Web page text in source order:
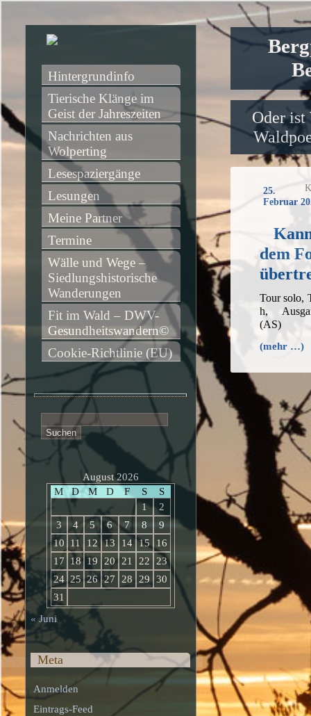
Oder ist
25.
Februar
dem
Tour solo,
h,
(AS)
(mehr …)
Hintergrundinfo
Tierische Klänge im
Geist der Jahreszeiten
Nachrichten aus
Wolperting
Lesespaziergänge
Lesungen
Meine Partner
Termine
Wälle und Wege –
Siedlungshistorische
Wanderungen
Fit im Wald – DWV-
Gesundheitswandern©
Cookie-Richtlinie (EU)
nach:
August 2026
M
D M D F S
S
1
2
3
4 5 6 7 8
9
10
11 12 13 14 15
16
17
18 19 20 21 22
23
24 25 26 27 28 29
30
31
« Juni
Meta
Anmelden
Eintrags-Feed